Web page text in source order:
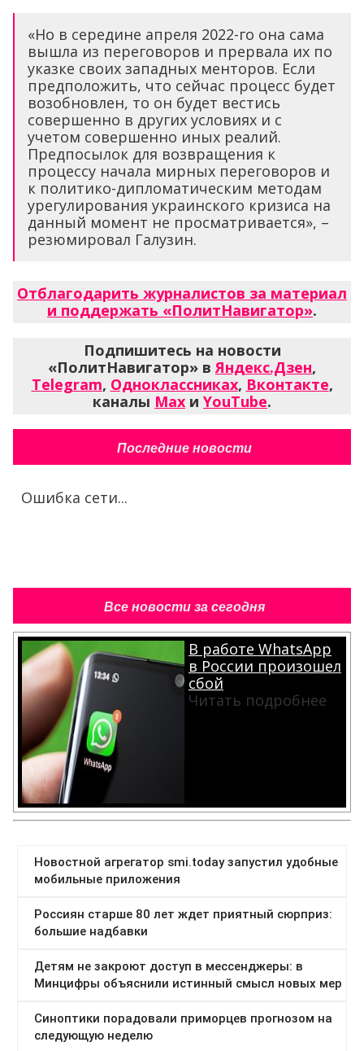
«Но в середине апреля 2022-го она сама
вышла из переговоров и прервала их по
указке своих западных менторов. Если
предположить, что сейчас процесс будет
возобновлен, то он будет вестись
совершенно в других условиях и с
учетом совершенно иных реалий.
Предпосылок для возвращения к
процессу начала мирных переговоров и
к политико-дипломатическим методам
урегулирования украинского кризиса на
данный момент не просматривается», –
резюмировал Галузин.
Отблагодарить журналистов за материал
и поддержать «ПолитНавигатор».
Подпишитесь на новости
«ПолитНавигатор» вЯндекс.Дзен,
Telegram, Одноклассниках, Вконтакте,
каналы Max и YouTube.
Последние новости
Ошибка сети...
Все новости за сегодня
В работе WhatsApp
в России произошел
сбой
Читать подробнее